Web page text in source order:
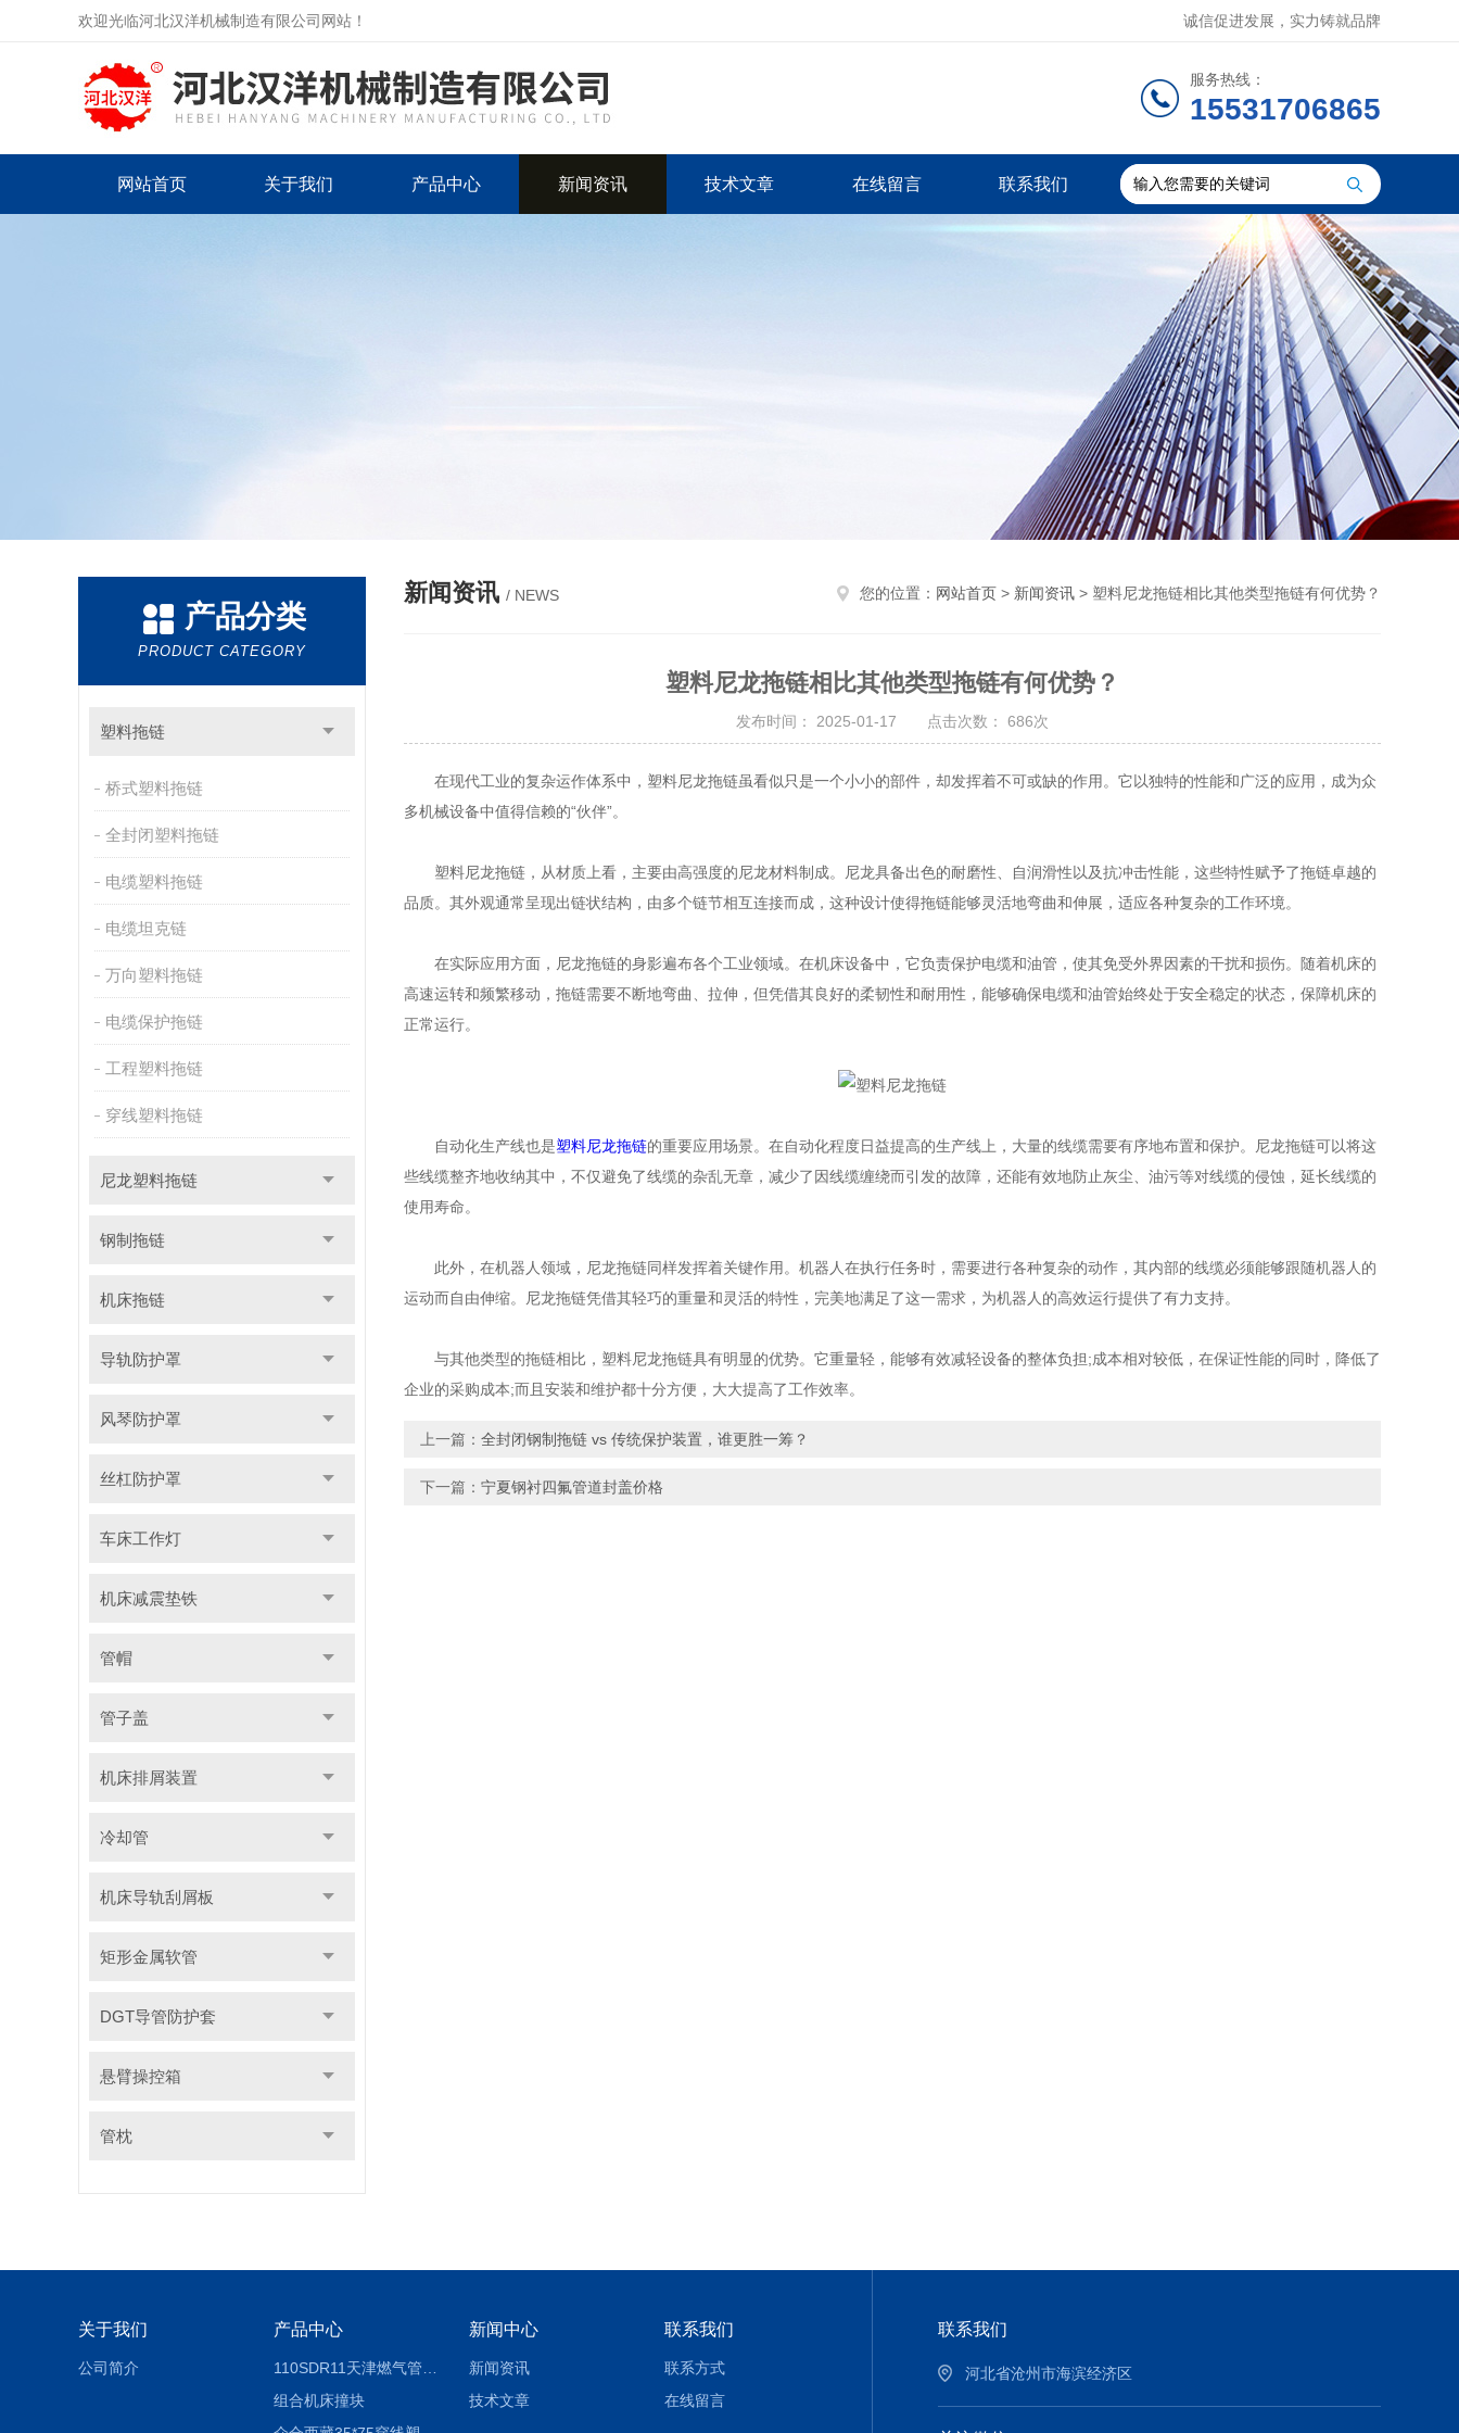
欢迎光临河北汉洋机械制造有限公司网站！ 诚信促进发展，实力铸就品牌
服务热线：
15531706865
网站首页 关于我们 产品中心 新闻资讯 技术文章 在线留言 联系我们
产品分类
PRODUCT CATEGORY
塑料拖链
桥式塑料拖链
全封闭塑料拖链
电缆塑料拖链
电缆坦克链
万向塑料拖链
电缆保护拖链
工程塑料拖链
穿线塑料拖链
尼龙塑料拖链
钢制拖链
机床拖链
导轨防护罩
风琴防护罩
丝杠防护罩
车床工作灯
机床减震垫铁
管帽
管子盖
机床排屑装置
冷却管
机床导轨刮屑板
矩形金属软管
DGT导管防护套
悬臂操控箱
管枕
新闻资讯 / NEWS 您的位置： 网站首页 > 新闻资讯 > 塑料尼龙拖链相比其他类型拖链有何优势？
塑料尼龙拖链相比其他类型拖链有何优势？
发布时间： 2025-01-17 点击次数： 686次
在现代工业的复杂运作体系中，塑料尼龙拖链虽看似只是一个小小的部件，却发挥着不可或缺的作用。它以独特的性能和广泛的应用，成为众
多机械设备中值得信赖的“伙伴”。
塑料尼龙拖链，从材质上看，主要由高强度的尼龙材料制成。尼龙具备出色的耐磨性、自润滑性以及抗冲击性能，这些特性赋予了拖链卓越的
品质。其外观通常呈现出链状结构，由多个链节相互连接而成，这种设计使得拖链能够灵活地弯曲和伸展，适应各种复杂的工作环境。
在实际应用方面，尼龙拖链的身影遍布各个工业领域。在机床设备中，它负责保护电缆和油管，使其免受外界因素的干扰和损伤。随着机床的
高速运转和频繁移动，拖链需要不断地弯曲、拉伸，但凭借其良好的柔韧性和耐用性，能够确保电缆和油管始终处于安全稳定的状态，保障机床的
正常运行。
自动化生产线也是塑料尼龙拖链的重要应用场景。在自动化程度日益提高的生产线上，大量的线缆需要有序地布置和保护。尼龙拖链可以将这
些线缆整齐地收纳其中，不仅避免了线缆的杂乱无章，减少了因线缆缠绕而引发的故障，还能有效地防止灰尘、油污等对线缆的侵蚀，延长线缆的
使用寿命。
此外，在机器人领域，尼龙拖链同样发挥着关键作用。机器人在执行任务时，需要进行各种复杂的动作，其内部的线缆必须能够跟随机器人的
运动而自由伸缩。尼龙拖链凭借其轻巧的重量和灵活的特性，完美地满足了这一需求，为机器人的高效运行提供了有力支持。
与其他类型的拖链相比，塑料尼龙拖链具有明显的优势。它重量轻，能够有效减轻设备的整体负担;成本相对较低，在保证性能的同时，降低了
企业的采购成本;而且安装和维护都十分方便，大大提高了工作效率。
上一篇： 全封闭钢制拖链 vs 传统保护装置，谁更胜一筹？
下一篇： 宁夏钢衬四氟管道封盖价格
关于我们
公司简介
产品中心
组合机床撞块
新闻中心
新闻资讯
技术文章
联系我们
联系方式
在线留言
联系我们
河北省沧州市海滨经济区